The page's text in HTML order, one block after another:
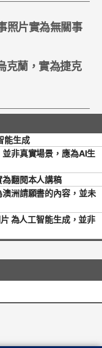
照片實為無關事
克蘭，實為捷克
能生成
非真實場景，應為AI生
翻閱本人講稿
洲請願書的內容，並未
為人工智能生成，並非